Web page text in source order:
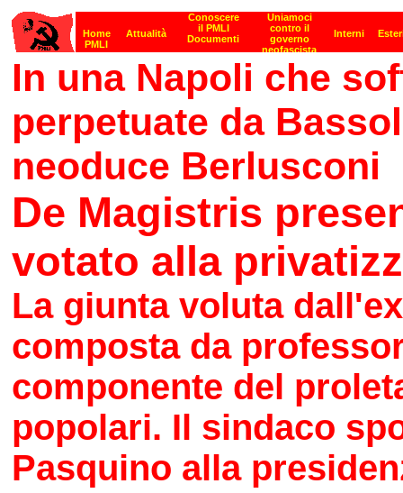
In una Napoli che
perpetuate da
neoduce Berlusconi
De Magistris
votato alla
La giunta voluta
composta da
componente del
popolari. Il sindaco
Pasquino alla